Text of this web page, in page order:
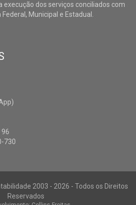
execução dos serviços conciliados com
Municipal e Estadual.
96
730
2003 - 2026 - Todos os Direitos
Reservados